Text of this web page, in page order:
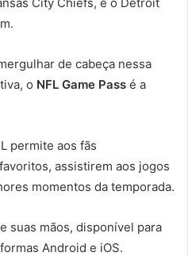
de cabeça nessa
o NFL Game Pass é a
permite aos fãs
assistirem aos jogos
momentos da temporada.
suas mãos, disponível para
Android e iOS.